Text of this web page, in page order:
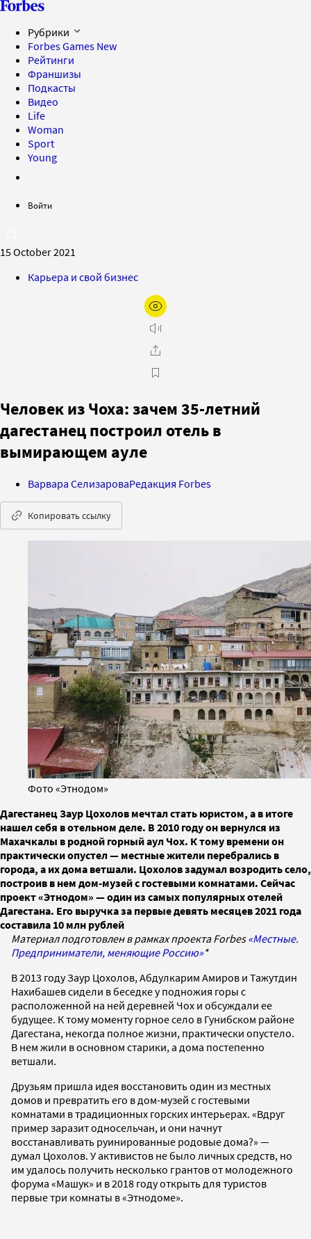
Рубрики
Forbes Games New
Рейтинги
Франшизы
Подкасты
Видео
Life
Woman
Sport
Young
Войти
15 October 2021
Карьера и свой бизнес
Человек из Чоха: зачем 35-летний
дагестанец построил отель в
вымирающем ауле
Варвара СелизароваРедакция Forbes
Копировать ссылку
Фото «Этнодом»
Дагестанец Заур Цохолов мечтал стать юристом, а в итоге
нашел себя в отельном деле. В 2010 году он вернулся из
Махачкалы в родной горный аул Чох. К тому времени он
практически опустел — местные жители перебрались в
города, а их дома ветшали. Цохолов задумал возродить село,
построив в нем дом-музей с гостевыми комнатами. Сейчас
проект «Этнодом» — один из самых популярных отелей
Дагестана. Его выручка за первые девять месяцев 2021 года
составила 10 млн рублей
Материал подготовлен в рамках проекта Forbes«Местные.
Предприниматели, меняющие Россию»*
В 2013 году Заур Цохолов, Абдулкарим Амиров и Тажутдин
Нахибашев сидели в беседке у подножия горы с
расположенной на ней деревней Чох и обсуждали ее
будущее. К тому моменту горное село в Гунибском районе
Дагестана, некогда полное жизни, практически опустело.
В нем жили в основном старики, а дома постепенно
ветшали.
Друзьям пришла идея восстановить один из местных
домов и превратить его в дом-музей с гостевыми
комнатами в традиционных горских интерьерах. «Вдруг
пример заразит односельчан, и они начнут
восстанавливать руинированные родовые дома?» —
думал Цохолов. У активистов не было личных средств, но
им удалось получить несколько грантов от молодежного
форума «Машук» и в 2018 году открыть для туристов
первые три комнаты в «Этнодоме».